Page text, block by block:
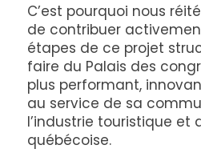
C’est pourquoi nous
de contribuer
étapes de ce projet
faire du Palais des
plus performant,
au service de sa
l’industrie touristique et
québécoise.